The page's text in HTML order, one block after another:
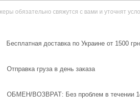
обязательно свяжутся с вами и уточнят
Бесплатная доставка по Украине от 1500
Отправка груза в день заказа
ОБМЕН/ВОЗВРАТ: Без проблем в течении